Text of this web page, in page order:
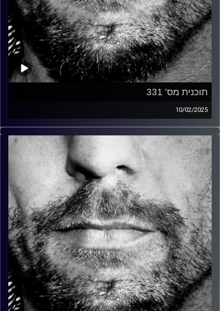
תוכנית מס' 331
10/02/2025
זיפים, מוזיקה מחוספסת של הופעות חיות. הרבה ג'אם, רוק,
בלוז, bluegrass, ג'אז, Fאנק, פרוגרסיב ואפילו אלקטרוניקה.
כל מה שחי, אמיתי ונושם.
עם שמוליק רגב.
קרדיט תמונות: David Goehring